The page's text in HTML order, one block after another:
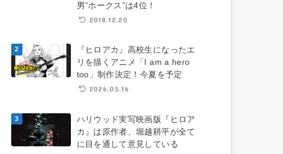
男”ホークス”は4位！
2018.12.20
『ヒロアカ』高校生になったエ
リを描くアニメ「I am a hero
too」制作決定！今夏を予定
2026.05.16
ハリウッド実写映画版『ヒロア
カ』は原作者、堀越耕平が全て
に目を通して意見している